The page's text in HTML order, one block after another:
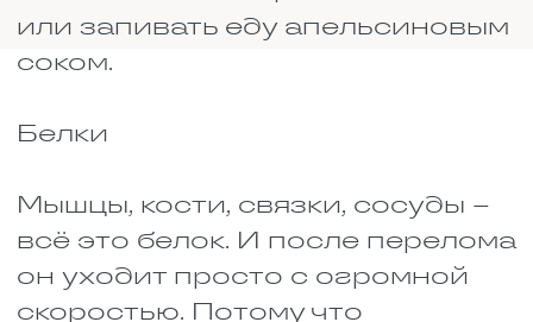
Когда без добавок сложно
обойтись:
годами организм хуже
становятся хрупкими и
восстанавливаются
При остеопорозе. Кости и
так ослаблены, риск